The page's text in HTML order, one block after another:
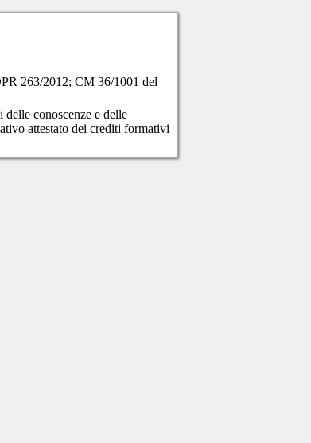
263/2012; CM 36/1001 del
conoscenze e delle
attestato dei crediti formativi